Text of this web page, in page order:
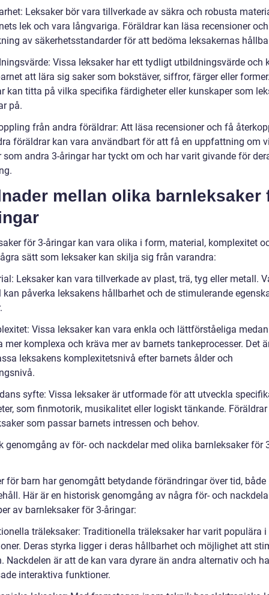
Leksaker bör vara tillverkade av säkra och robusta
lek och vara långvariga. Föräldrar kan läsa recensioner
av säkerhetsstandarder för att bedöma leksakernas
Vissa leksaker har ett tydligt utbildningsvärde och
att lära sig saker som bokstäver, siffror, färger eller
kan titta på vilka specifika färdigheter eller kunskaper som
på.
från andra föräldrar: Att läsa recensioner och få
föräldrar kan vara användbart för att få en uppfattning om
som andra 3-åringar har tyckt om och har varit givande för
mellan olika barnleksaker
för 3-åringar kan vara olika i form, material, komplexitet
sätt som leksaker kan skilja sig från varandra:
Leksaker kan vara tillverkade av plast, trä, tyg eller metall.
kan påverka leksakens hållbarhet och de stimulerande
Vissa leksaker kan vara enkla och lättförståeliga
mer komplexa och kräva mer av barnets tankeprocesser. Det
leksakens komplexitetsnivå efter barnets ålder och
syfte: Vissa leksaker är utformade för att utveckla
som finmotorik, musikalitet eller logiskt tänkande.
som passar barnets intressen och behov.
genomgång av för- och nackdelar med olika barnleksaker för
för barn har genomgått betydande förändringar över tid, både
Här är en historisk genomgång av några för- och
av barnleksaker för 3-åringar:
träleksaker: Traditionella träleksaker har varit populära
Deras styrka ligger i deras hållbarhet och möjlighet att
Nackdelen är att de kan vara dyrare än andra alternativ och
interaktiva funktioner.